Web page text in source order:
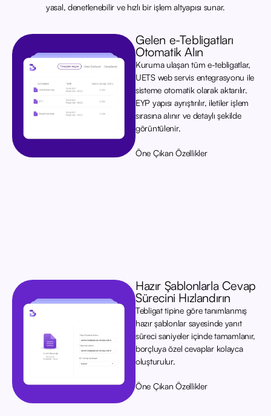
yasal, denetlenebilir ve hızlı bir işlem altyapısı sunar.
Gelen e-Tebligatları
Otomatik Alın
Kuruma ulaşan tüm e-tebligatlar,
UETS web servis entegrasyonu ile
sisteme otomatik olarak aktarılır.
EYP yapısı ayrıştırılır, iletiler işlem
sırasına alınır ve detaylı şekilde
görüntülenir.
Öne Çıkan Özellikler
Hazır Şablonlarla Cevap
Sürecini Hızlandırın
Tebligat tipine göre tanımlanmış
hazır şablonlar sayesinde yanıt
süreci saniyeler içinde tamamlanır,
borçluya özel cevaplar kolayca
oluşturulur.
Öne Çıkan Özellikler